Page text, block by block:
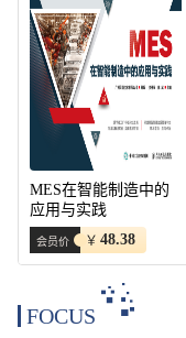
MES在智能制造中的
应用与实践
会员价 ￥ 48.38
FOCUS